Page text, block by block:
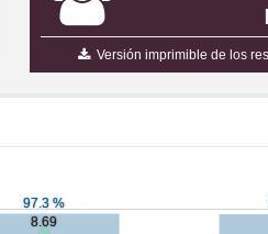
Versión imprimible de los